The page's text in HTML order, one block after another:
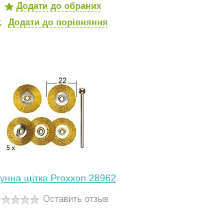
Додати до обраних
Додати до порівняння
щітка Proxxon 28962
Оставить отзыв